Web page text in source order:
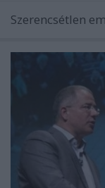
Szerencsétlen